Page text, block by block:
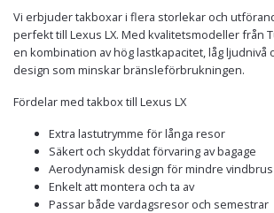
Vi erbjuder takboxar i flera storlekar och
perfekt till Lexus LX. Med kvalitetsmodeller från
en kombination av hög lastkapacitet, låg ljudnivå
design som minskar bränsleförbrukningen.
Fördelar med takbox till Lexus LX
Extra lastutrymme för långa resor
Säkert och skyddat förvaring av bagage
Aerodynamisk design för mindre vindbrus
Enkelt att montera och ta av
Passar både vardagsresor och semestrar